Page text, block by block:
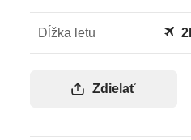
Zdielať
Dĺžka letu